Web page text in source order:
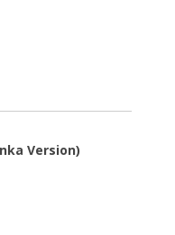
Version)